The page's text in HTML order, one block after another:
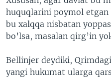
huquqlarini poymol etgan
bu xalqqa nisbatan
bo’lsa, masalan qirg’in
Bellinjer deydiki,
yangi hukumat ularga